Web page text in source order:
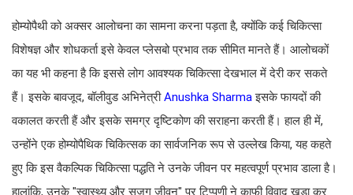
होम्योपैथी को अक्सर आलोचना का सामना करना पड़ता है, क्योंकि कई चिकित्सा
विशेषज्ञ और शोधकर्ता इसे केवल प्लेसबो प्रभाव तक सीमित मानते हैं। आलोचकों
का यह भी कहना है कि इससे लोग आवश्यक चिकित्सा देखभाल में देरी कर सकते
हैं। इसके बावजूद, बॉलीवुड अभिनेत्रीAnushka Sharmaइसके फायदों की
वकालत करती हैं और इसके समग्र दृष्टिकोण की सराहना करती हैं। हाल ही में,
उन्होंने एक होम्योपैथिक चिकित्सक का सार्वजनिक रूप से उल्लेख किया, यह कहते
हुए कि इस वैकल्पिक चिकित्सा पद्धति ने उनके जीवन पर महत्वपूर्ण प्रभाव डाला है।
हालांकि, उनके "स्वास्थ्य और सजग जीवन" पर टिप्पणी ने काफी विवाद खड़ा कर